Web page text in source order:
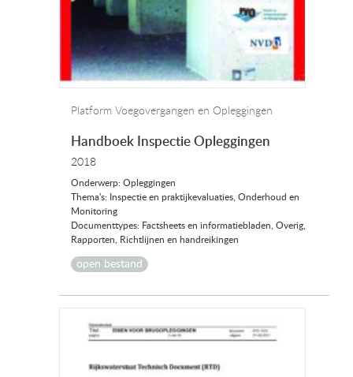
Platform Voegovergangen en Opleggingen
Handboek Inspectie Opleggingen
2018
Onderwerp: Opleggingen
Thema's: Inspectie en praktijkevaluaties, Onderhoud en
Monitoring
Documenttypes: Factsheets en informatiebladen, Overig,
Rapporten, Richtlijnen en handreikingen
open bestand